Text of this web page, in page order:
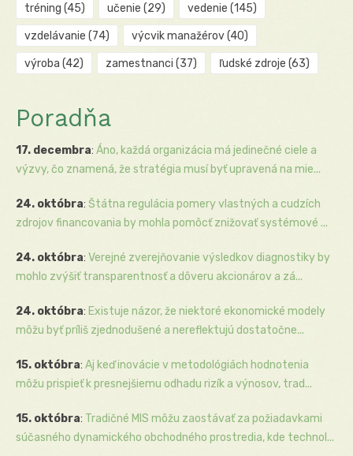
tréning (45) učenie (29) vedenie (145)
vzdelávanie (74) výcvik manažérov(40)
výroba (42) zamestnanci (37) ľudské zdroje (63)
Poradňa
17. decembra: Áno, každá organizácia má jedinečné ciele a
výzvy, čo znamená, že stratégia musí byť upravená na mie...
24. októbra: Štátna regulácia pomery vlastných a cudzích
zdrojov financovania by mohla pomôcť znižovať systémové ...
24. októbra: Verejné zverejňovanie výsledkov diagnostiky by
mohlo zvýšiť transparentnosť a dôveru akcionárov a zá...
24. októbra: Existuje názor, že niektoré ekonomické modely
môžu byť príliš zjednodušené a nereflektujú dostatočne...
15. októbra: Aj keď inovácie v metodológiách hodnotenia
môžu prispieť k presnejšiemu odhadu rizík a výnosov, trad...
15. októbra: Tradičné MIS môžu zaostávať za požiadavkami
súčasného dynamického obchodného prostredia, kde technol...